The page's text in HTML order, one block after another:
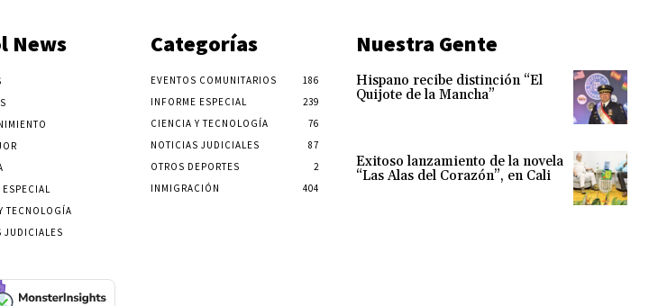
News
TECNOLOGÍA
JUDICIALES
Categorías
EVENTOS COMUNITARIOS
186
INFORME ESPECIAL
239
CIENCIA Y TECNOLOGÍA
76
NOTICIAS JUDICIALES
87
OTROS DEPORTES
2
INMIGRACIÓN
404
Nuestra Gente
Hispano recibe distinción “El
Quijote de la Mancha”
Exitoso lanzamiento de la novela
“Las Alas del Corazón”, en Cali